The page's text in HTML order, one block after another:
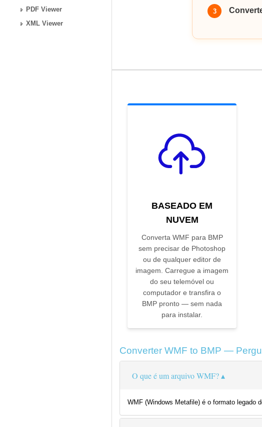
PDF Viewer
XML Viewer
3
BASEADO EM
NUVEM
Converta WMF para BMP
sem precisar de Photoshop
ou de qualquer editor de
imagem. Carregue a imagem
do seu telemóvel ou
computador e transfira o
BMP pronto — sem nada
para instalar.
Converter WMF to BMP —
O que é um arquivo WMF?
WMF (Windows Metafile) é o formato legado